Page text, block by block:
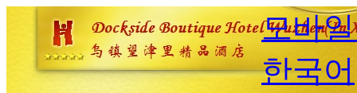
모바
한국어